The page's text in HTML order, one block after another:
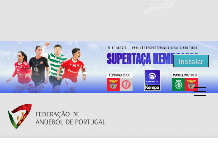
Resultados Andebol
Federação de Andebol de Portugal
Grátis - Disponivel na Play Store
Instalar